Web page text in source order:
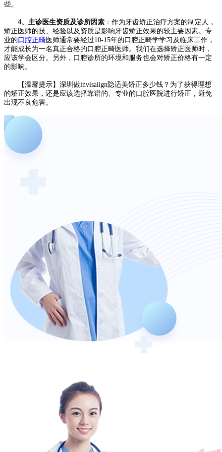
些。
4、主诊医生资质及诊所因素 ：作为牙齿矫正治疗方案的制定人，
矫正医师的技、经验以及资质是影响牙齿矫正效果的较主要因素。专
业的 口腔正畸 医师通常要经过10-15年的口腔正畸学学习及临床工作，
才能成长为一名真正合格的口腔正畸医师。我们在选择矫正医师时，
应该学会区分。另外，口腔诊所的环境和服务也会对矫正价格有一定
的影响。
【温馨提示】深圳做invisalign隐适美矫正多少钱？为了获得理想
的矫正效果，还是应该选择靠谱的、专业的口腔医院进行矫正，避免
出现不良危害。